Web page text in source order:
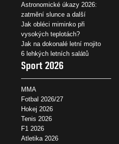
Astronomické úkazy 2026:
zatmění slunce a další
Jak obléci miminko při
vysokých teplotách?
Jak na dokonalé letní mojito
6 lehkých letních salátů
Sport 2026
MMA
Fotbal 2026/27
Hokej 2026
Tenis 2026
F1 2026
Atletika 2026